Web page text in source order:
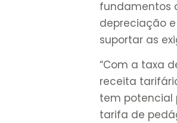
fundamentos
depreciação
suportar as
“Com a taxa
receita
tem potencial
tarifa de